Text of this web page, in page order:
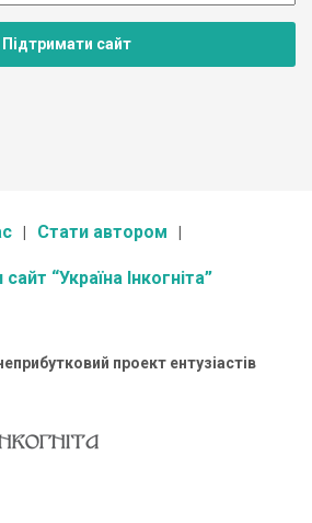
Підтримати сайт
Стати автором
“Україна Інкогніта”
проект ентузіастів